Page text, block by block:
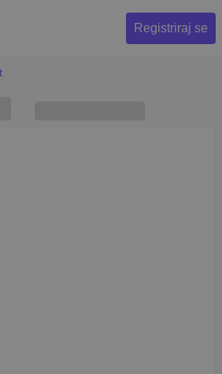
Registriraj se